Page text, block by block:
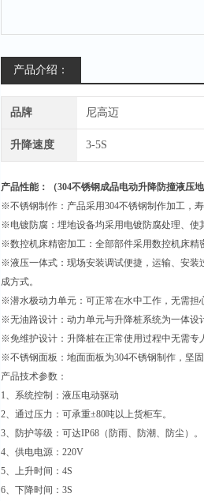
产品介绍：
品牌 尼高迈
升降速度 3-5S
产品性能：（304不锈钢成品电动升降防撞液压
※不锈钢制作：产品采用304不锈钢制作加工，
※电镀防腐：埋地设备均采用电镀防腐处理、使
※数控机床精密加工：全部部件采用数控机床精
※液压一体式：现场安装调试便捷，运输、安装
成方式。
※潜水极动力单元：可正常在水中工作，无需担
※无油路设计：动力单元与升降桩系统为一体设
※免维护设计：升降桩在正常使用过程中无需专
※不锈钢面板：地面面板为304不锈钢制作，坚
产品技术参数：
1、系统控制：液压电动驱动
2、通过压力：可承重±80吨以上货柜车。
3、防护等级：可达IP68 （防雨、防潮、防尘）。
4、供电电源： 220V
5、上升时间： 4S
6、下降时间： 3S